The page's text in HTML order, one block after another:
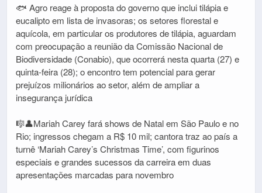
🐟 Agro reage à proposta do governo que inclui tilápia e
eucalipto em lista de invasoras; os setores florestal e
aquícola, em particular os produtores de tilápia, aguardam
com preocupação a reunião da Comissão Nacional de
Biodiversidade (Conabio), que ocorrerá nesta quarta (27) e
quinta-feira (28); o encontro tem potencial para gerar
prejuízos milionários ao setor, além de ampliar a
insegurança jurídica
🎼👤Mariah Carey fará shows de Natal em São Paulo e no
Rio; ingressos chegam a R$ 10 mil; cantora traz ao país a
turnê ‘Mariah Carey’s Christmas Time’, com figurinos
especiais e grandes sucessos da carreira em duas
apresentações marcadas para novembro